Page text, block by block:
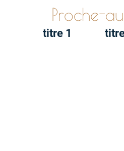
Proche-
titre 1